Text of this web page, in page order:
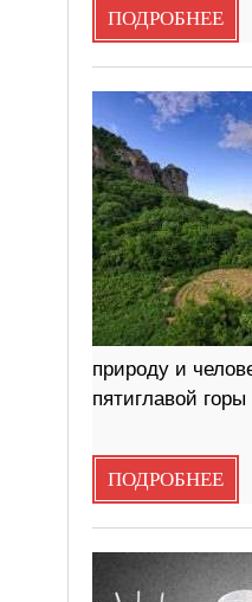
ПОДРОБНЕЕ
природу и
пятиглавой
ПОДРОБНЕЕ